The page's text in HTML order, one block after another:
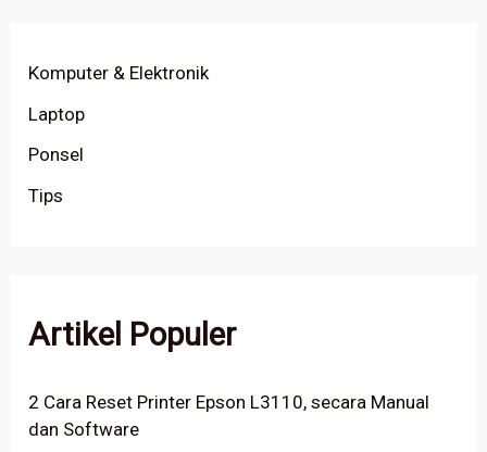
Komputer & Elektronik
Laptop
Ponsel
Tips
Artikel Populer
2 Cara Reset Printer Epson L3110, secara Manual
dan Software